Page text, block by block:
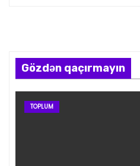
Gözdən qaçırmayın
TOPLUM